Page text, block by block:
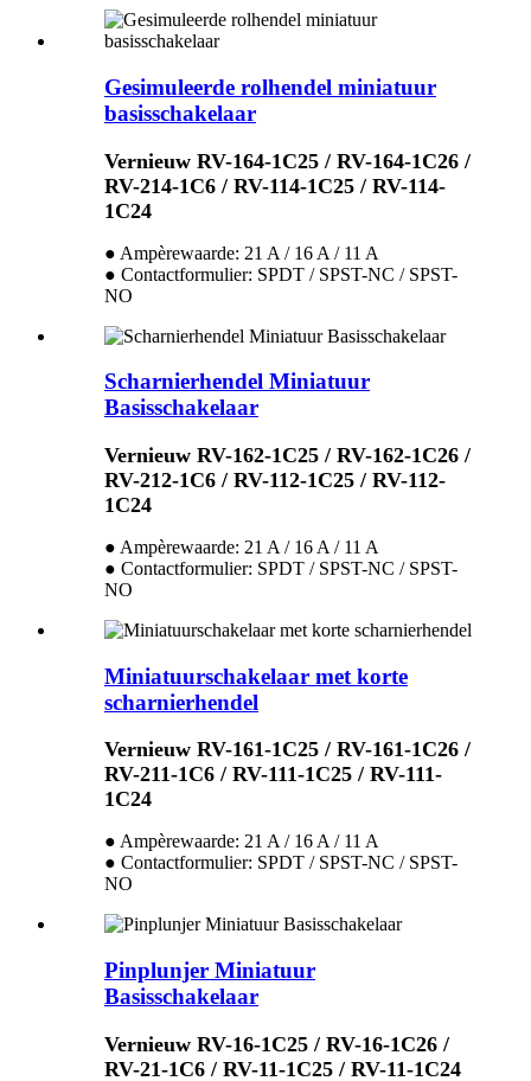
Gesimuleerde rolhendel miniatuur
basisschakelaar
Vernieuw RV-164-1C25 / RV-164-1C26 /
RV-214-1C6 / RV-114-1C25 / RV-114-
1C24
● Ampèrewaarde: 21 A / 16 A / 11 A
● Contactformulier: SPDT / SPST-NC / SPST-
NO
Scharnierhendel Miniatuur
Basisschakelaar
Vernieuw RV-162-1C25 / RV-162-1C26 /
RV-212-1C6 / RV-112-1C25 / RV-112-
1C24
● Ampèrewaarde: 21 A / 16 A / 11 A
● Contactformulier: SPDT / SPST-NC / SPST-
NO
Miniatuurschakelaar met korte
scharnierhendel
Vernieuw RV-161-1C25 / RV-161-1C26 /
RV-211-1C6 / RV-111-1C25 / RV-111-
1C24
● Ampèrewaarde: 21 A / 16 A / 11 A
● Contactformulier: SPDT / SPST-NC / SPST-
NO
Pinplunjer Miniatuur
Basisschakelaar
Vernieuw RV-16-1C25 / RV-16-1C26 /
RV-21-1C6 / RV-11-1C25 / RV-11-1C24